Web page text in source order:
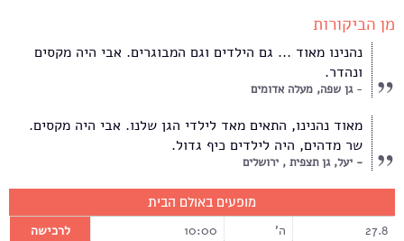
מן הביקורות
נהנינו מאוד ... גם הילדים וגם המבוגרים. אבי היה מקסים
ונהדר.
גן שפה, מעלה אדומים
מאוד נהנינו, התאים מאד לילדי הגן שלנו. אבי היה מקסים.
שר מדהים, היה לילדים כיף גדול.
יעל, גן תצפית , ירושלים
מופעים באולם הבית
27.8 ה' 10:00 לרכישה